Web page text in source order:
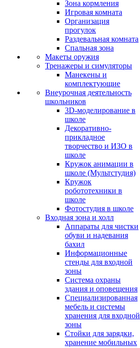
Зона кормления
Игровая комната
Организация
прогулок
Раздевальная комната
Спальная зона
Макеты оружия
Тренажеры и симуляторы
Манекены и
комплектующие
Внеурочная деятельность
школьников
3D-моделирование в
школе
Декоративно-
прикладное
творчество и ИЗО в
школе
Кружок анимации в
школе (Мультстудия)
Кружок
робототехники в
школе
Фотостудия в школе
Входная зона и холл
Аппараты для чистки
обуви и надевания
бахил
Информационные
стенды для входной
зоны
Система охраны
здания и оповещения
Специализированная
мебель и системы
хранения для входной
зоны
Стойки для зарядки,
хранение мобильных